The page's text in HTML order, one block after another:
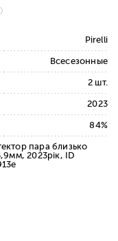
Pirelli
Всесезонные
2 шт.
2023
84%
пара близько
2023рік, ID